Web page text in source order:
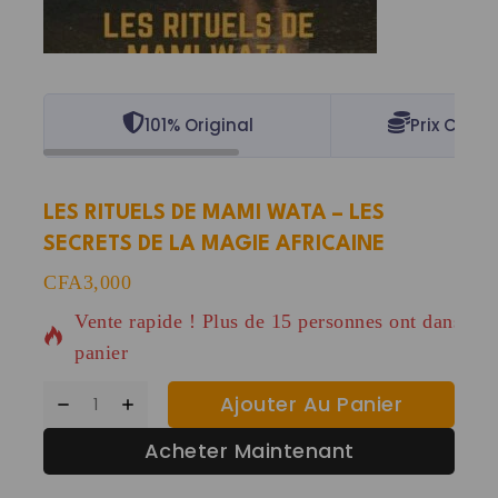
101% Original Prix
LES RITUELS DE MAMI WATA – LES
SECRETS DE LA MAGIE AFRICAINE
CFA3,000
12 produits vendus au cours des dernières 4
Vente rapide ! Plus de 15 personnes ont dans
panier
Ajouter Au Panier
Acheter Maintenant